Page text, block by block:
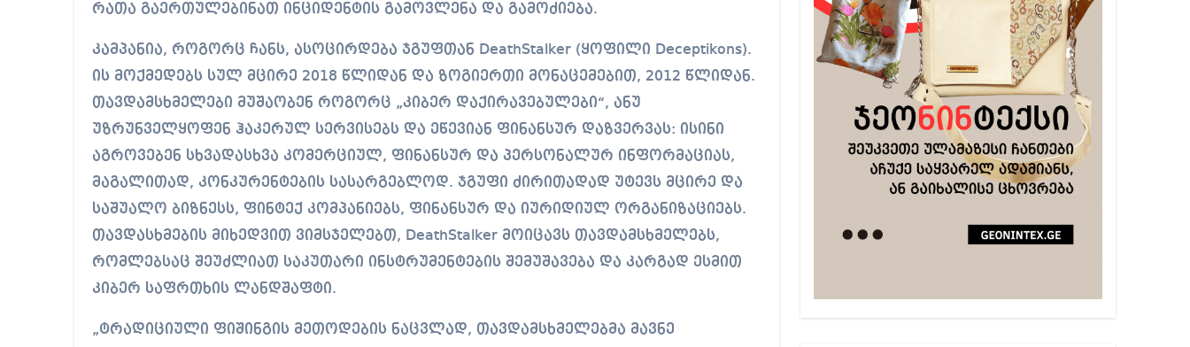
რათა გაერთულებინათ ინციდენტის გამოვლენა და გამოძიება.
კამპანია, როგორც ჩანს, ასოცირდება ჯგუფთან DeathStalker (ყოფილი Deceptikons).
ის მოქმედებს სულ მცირე 2018 წლიდან და ზოგიერთი მონაცემებით, 2012 წლიდან.
თავდამსხმელები მუშაობენ როგორც „კიბერ დაქირავებულები“, ანუ
უზრუნველყოფენ ჰაკერულ სერვისებს და ეწევიან ფინანსურ დაზვერვას: ისინი
აგროვებენ სხვადასხვა კომერციულ, ფინანსურ და პერსონალურ ინფორმაციას,
მაგალითად, კონკურენტების სასარგებლოდ. ჯგუფი ძირითადად უტევს მცირე და
საშუალო ბიზნესს, ფინტექ კომპანიებს, ფინანსურ და იურიდიულ ორგანიზაციებს.
თავდასხმების მიხედვით ვიმსჯელებთ, DeathStalker მოიცავს თავდამსხმელებს,
რომლებსაც შეუძლიათ საკუთარი ინსტრუმენტების შემუშავება და კარგად ესმით
კიბერ საფრთხის ლანდშაფტი.
„ტრადიციული ფიშინგის მეთოდების ნაცვლად, თავდამსხმელებმა მავნე